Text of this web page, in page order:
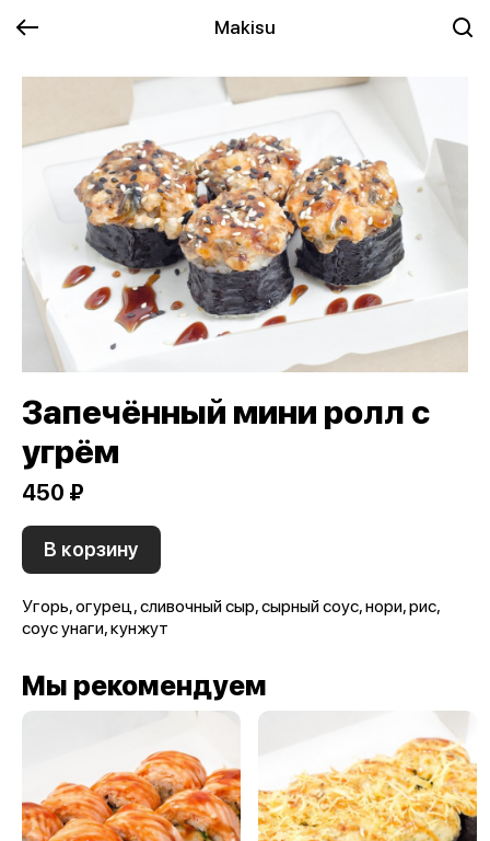
Makisu
Запечённый мини ролл с
угрём
450 ₽
В корзину
Угорь, огурец, сливочный сыр, сырный соус, нори, рис,
соус унаги, кунжут
Мы рекомендуем